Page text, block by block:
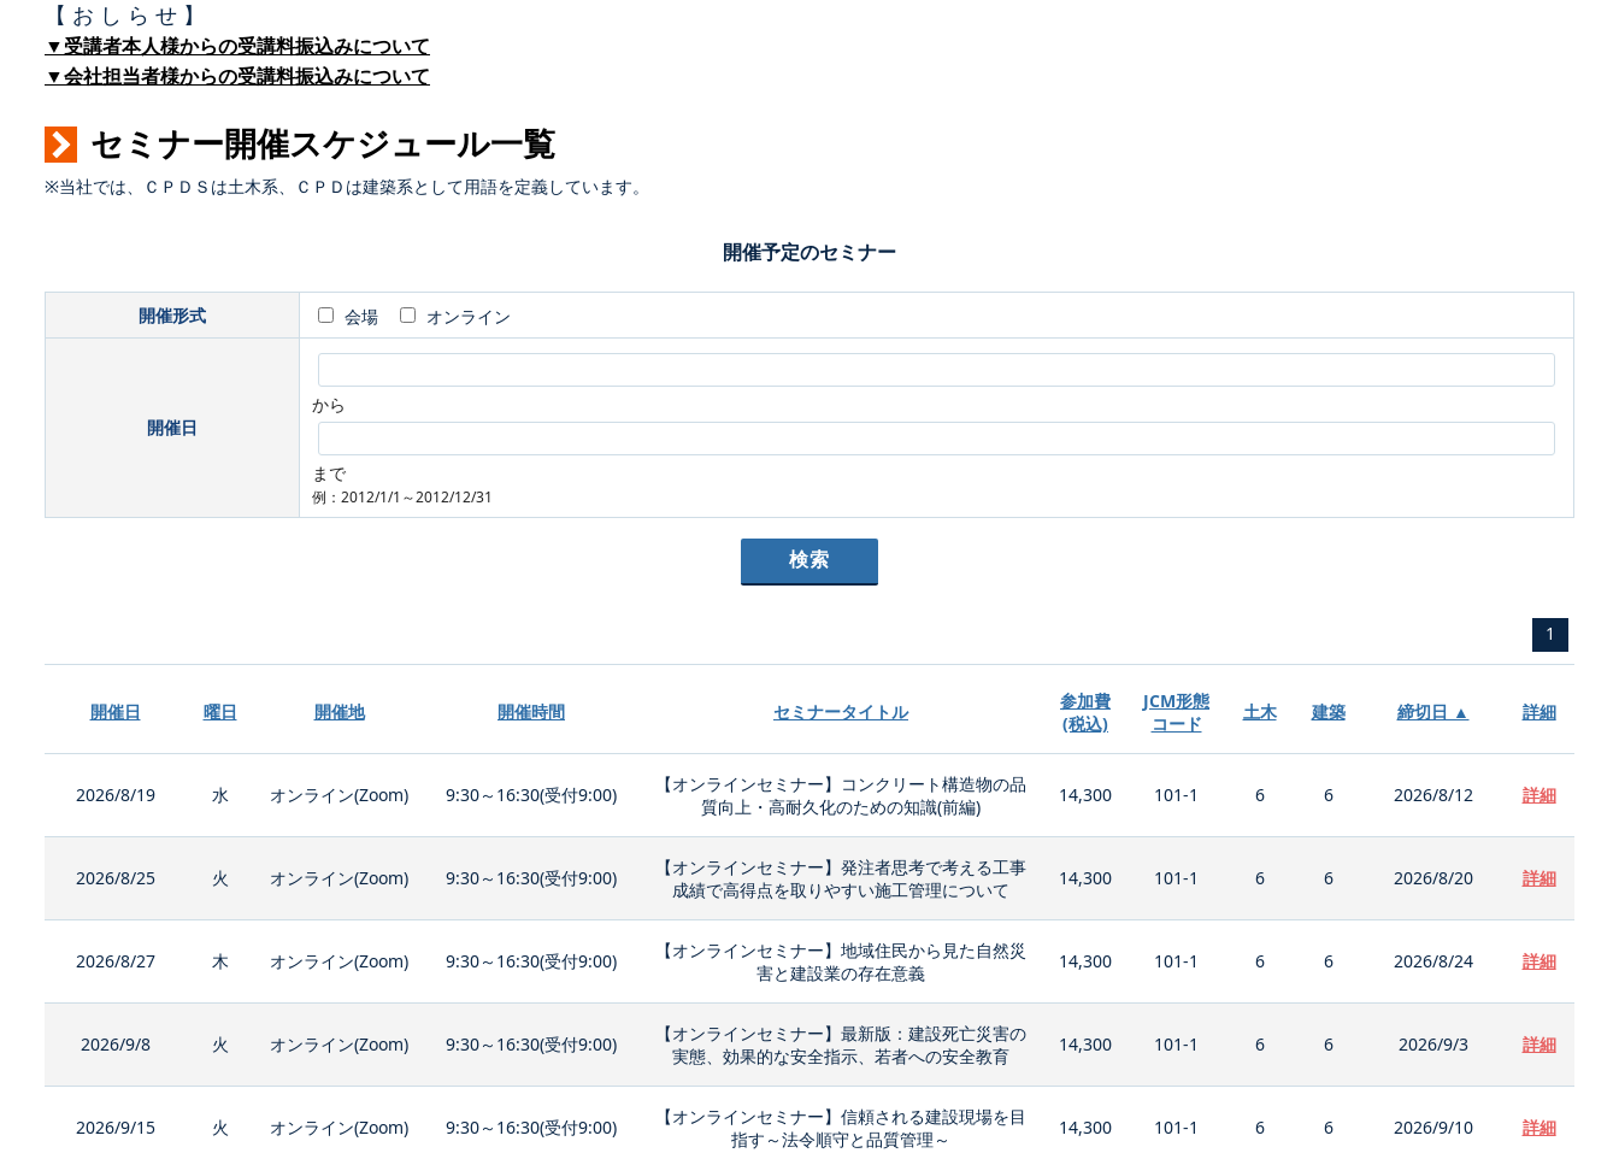
【 お し ら せ 】
▼受講者本人様からの受講料振込みについて
▼会社担当者様からの受講料振込みについて
セミナー開催スケジュール一覧
※当社では、ＣＰＤＳは土木系、ＣＰＤは建築系として用語を定義しています。
開催予定のセミナー
開催形式 会場 オンライン
開催日
から
まで
例：2012/1/1～2012/12/31
1
開催日 曜日 開催地 開催時間 セミナータイトル
参加費
(税込)
JCM形態
コード
土木 建築 締切日 ▲ 詳細
2026/8/19 水 オンライン(Zoom) 9:30～16:30(受付9:00)
【オンラインセミナー】コンクリート構造物の品
質向上・高耐久化のための知識(前編)
14,300 101-1 6 6 2026/8/12 詳細
2026/8/25 火 オンライン(Zoom) 9:30～16:30(受付9:00)
【オンラインセミナー】発注者思考で考える工事
成績で高得点を取りやすい施工管理について
14,300 101-1 6 6 2026/8/20 詳細
2026/8/27 木 オンライン(Zoom) 9:30～16:30(受付9:00)
【オンラインセミナー】地域住民から見た自然災
害と建設業の存在意義
14,300 101-1 6 6 2026/8/24 詳細
2026/9/8 火 オンライン(Zoom) 9:30～16:30(受付9:00)
【オンラインセミナー】最新版：建設死亡災害の
実態、効果的な安全指示、若者への安全教育
14,300 101-1 6 6 2026/9/3 詳細
2026/9/15 火 オンライン(Zoom) 9:30～16:30(受付9:00)
【オンラインセミナー】信頼される建設現場を目
指す～法令順守と品質管理～
14,300 101-1 6 6 2026/9/10 詳細